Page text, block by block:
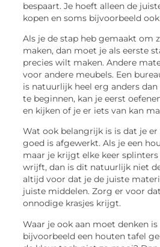
bespaart. Je hoeft alleen de
kopen en soms bijvoorbeeld ook
Als je de stap heb gemaakt om
maken, dan moet je als eerste
precies wilt maken. Andere
voor andere meubels. Een
is natuurlijk heel erg anders
te beginnen, kan je eerst
en kijken of je er iets van kan
Wat ook belangrijk is is dat je
goed is afgewerkt. Als je een
maar je krijgt elke keer splinters
wrijft, dan is dit natuurlijk niet
altijd voor dat je de juiste
juiste middelen. Zorg er voor
onnodige krasjes krijgt.
Waar je ook aan moet denken
bijvoorbeeld een houten tafel